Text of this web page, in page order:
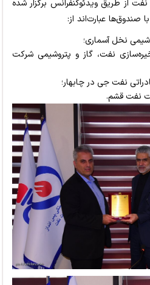
از طریق ویدئوکنفرانس برگزار شده
صندوق‌ها عبارت‌اند از:
نخل آسماری؛
نفت، گاز و پتروشیمی شرکت
نفت جی در چابهار؛
نفت قشم.